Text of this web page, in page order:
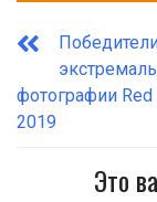
фотографии Red
2019
Это